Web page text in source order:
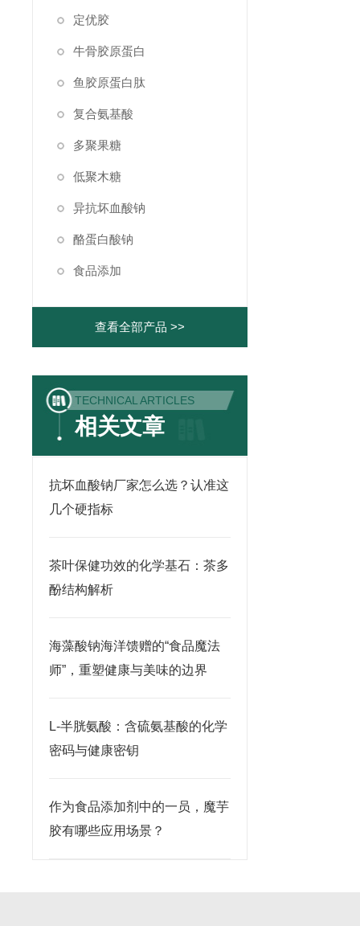
定优胶
牛骨胶原蛋白
鱼胶原蛋白肽
复合氨基酸
多聚果糖
低聚木糖
异抗坏血酸钠
酪蛋白酸钠
食品添加
查看全部产品 >>
TECHNICAL ARTICLES
相关文章
抗坏血酸钠厂家怎么选？认准这
几个硬指标
茶叶保健功效的化学基石：茶多
酚结构解析
海藻酸钠海洋馈赠的“食品魔法
师”，重塑健康与美味的边界
L-半胱氨酸：含硫氨基酸的化学
密码与健康密钥
作为食品添加剂中的一员，魔芋
胶有哪些应用场景？